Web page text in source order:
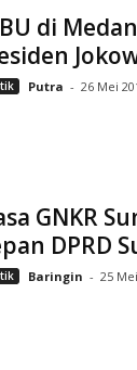
di
Putra - 26 Mei
GNKR
DPRD
Baringin - 25